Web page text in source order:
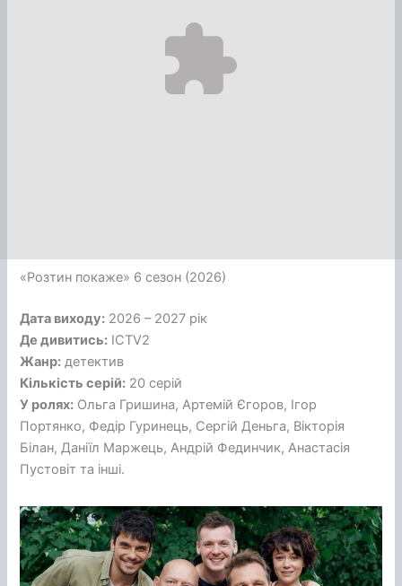
«Розтин покаже» 6 сезон (2026)
Дата виходу: 2026 – 2027 рік
Де дивитись: ICTV2
Жанр: детектив
Кількість серій: 20 серій
У ролях: Ольга Гришина, Артемій Єгоров, Ігор
Портянко, Федір Гуринець, Сергій Деньга, Вікторія
Білан, Даніїл Маржець, Андрій Фединчик, Анастасія
Пустовіт та інші.